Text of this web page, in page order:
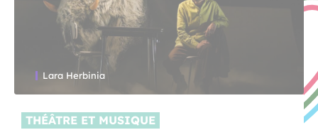
Lara Herbinia
THÉÂTRE ET MUSIQUE